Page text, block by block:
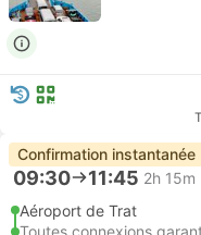
Confirmation instantanée
09:30 11:45 2h 15m
Aéroport de Trat
Toutes connexions